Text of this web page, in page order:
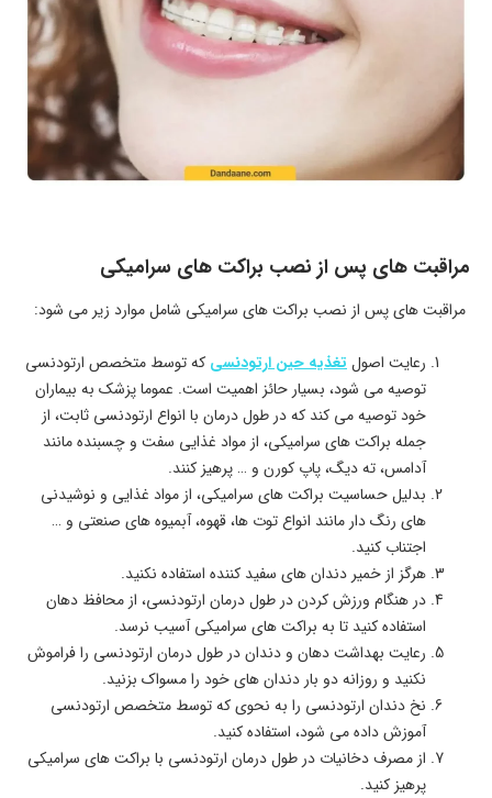
مراقبت ‌های پس از نصب براکت ‌های سرامیکی
مراقبت ‌های پس از نصب براکت‌ های سرامیکی شامل موارد زیر می‌ شود:
رعایت اصولتغذیه حین ارتودنسی که توسط متخصص ارتودنسی
توصیه می ‌شود، بسیار حائز اهمیت است. عموما پزشک به بیماران
خود توصیه می‌ کند که در طول درمان با انواع ارتودنسی ثابت، از
جمله براکت ‌های سرامیکی، از مواد غذایی سفت و چسبنده مانند
آدامس، ته دیگ، پاپ کورن و … پرهیز کنند.
بدلیل حساسیت براکت‌ های سرامیکی، از مواد غذایی و نوشیدنی‌
های رنگ دار مانند انواع توت ‌ها، قهوه، آبمیوه‌ های صنعتی و …
اجتناب کنید.
هرگز از خمیر دندان ‌های سفید کننده استفاده نکنید.
در هنگام ورزش کردن در طول درمان ارتودنسی، از محافظ دهان
استفاده کنید تا به براکت ‌های سرامیکی آسیب نرسد.
رعایت بهداشت دهان و دندان در طول درمان ارتودنسی را فراموش
نکنید و روزانه دو بار دندان ‌های خود را مسواک بزنید.
نخ دندان ارتودنسی را به نحوی که توسط متخصص ارتودنسی
آموزش داده می‌ شود، استفاده کنید.
از مصرف دخانیات در طول درمان ارتودنسی با براکت ‌های سرامیکی
پرهیز کنید.